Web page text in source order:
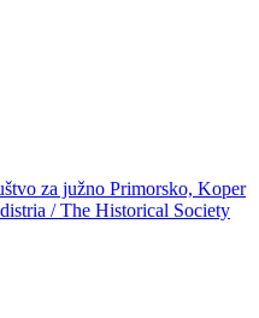
za južno Primorsko, Koper
/ The Historical Society